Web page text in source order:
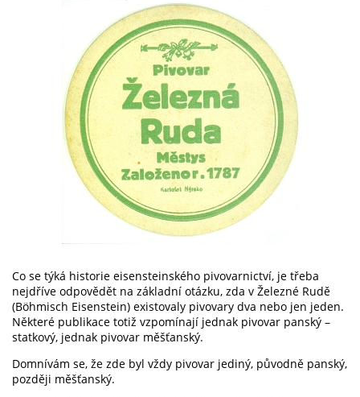
Co se týká historie eisensteinského pivovarnictví, je třeba
nejdříve odpovědět na základní otázku, zda v Železné Rudě
(Böhmisch Eisenstein) existovaly pivovary dva nebo jen jeden.
Některé publikace totiž vzpomínají jednak pivovar panský –
statkový, jednak pivovar měšťanský.
Domnívám se, že zde byl vždy pivovar jediný, původně panský,
později měšťanský.